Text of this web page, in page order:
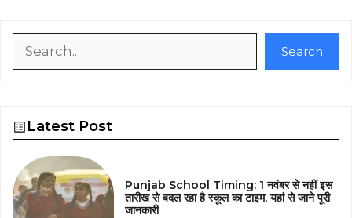
Search
Latest Post
Punjab School Timing: 1 नवंबर से नहीं इस
तारीख से बदल रहा है स्कूल का टाइम, यहां से जाने पूरी
जानकारी